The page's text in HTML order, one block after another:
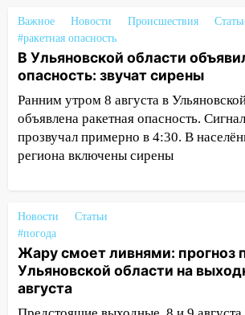
15:08
В Кузоватово после
проверки обновили разметку
пешеходных переходах
14:40
На проспекте Гая в
запретили остановку
50-метровом участке
14:22 В Новом городе 8
большой фестиваль «Наше
«Мураками»
14:04
погоды в Ульяновской
выходные 8-9 августа
13:30
В Ульяновске
Важное Новости Происшествия
#ракетная опасность
В Ульяновской области
опасность: звучат сирены
Ранним утром 8 августа в
объявлена ракетная опасность.
прозвучал примерно в 4:30. В
региона включены сирены
Новости
Статьи
#погода
Жару смоет ливнями: прогноз
Ульяновской области на
августа